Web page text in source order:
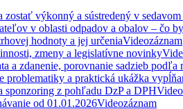
zostať výkonný a sústredený v sedavom
v oblasti odpadov a obalov – čo
hodnoty a jej určeniaVideozáznam
zmeny a legislatívne novinky
a zdanenie, porovnanie sadzieb podľa
problematiky a praktická ukážka
sponzoring z pohľadu DzP a DPH
od 01.01.2026Videozáznam